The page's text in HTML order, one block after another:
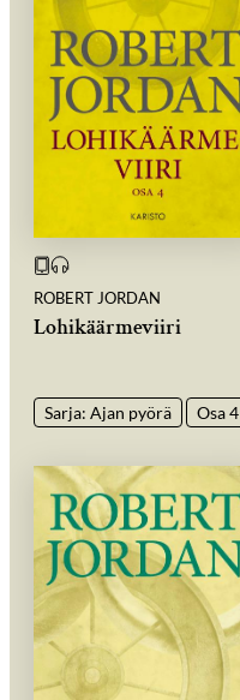
ROBERT JORDAN
Lohikäärmeviiri
Sarja: Ajan pyörä Osa 4